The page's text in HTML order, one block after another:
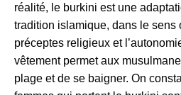
réalité, le burkini est une
tradition islamique, dans le sens
préceptes religieux et
vêtement permet aux
plage et de se baigner. On